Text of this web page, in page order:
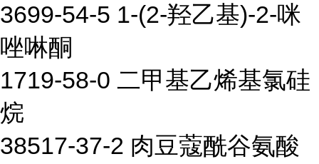
3699-54-5 1-(2-羟乙基)-2-咪
唑啉酮
1719-58-0 二甲基乙烯基氯硅
烷
38517-37-2 肉豆蔻酰谷氨酸